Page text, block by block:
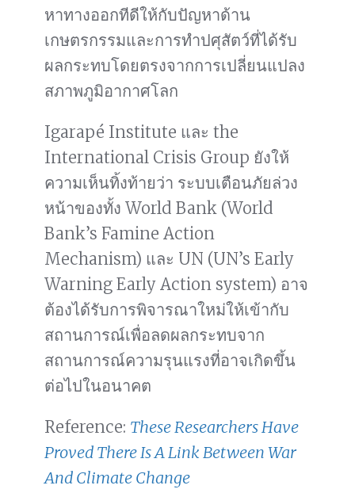
หาทางออกทีดีให้กับปัญหาด้าน
เกษตรกรรมและการทำปศุสัตว์ที่ได้รับ
ผลกระทบโดยตรงจากการเปลี่ยนแปลง
สภาพภูมิอากาศโลก
Igarapé Institute และ the
International Crisis Group ยังให้
ความเห็นทิ้งท้ายว่า ระบบเตือนภัยล่วง
หน้าของทั้ง World Bank (World
Bank’s Famine Action
Mechanism) และ UN (UN’s Early
Warning Early Action system) อาจ
ต้องได้รับการพิจารณาใหม่ให้เข้ากับ
สถานการณ์เพื่อลดผลกระทบจาก
สถานการณ์ความรุนแรงที่อาจเกิดขึ้น
ต่อไปในอนาคต
Reference: These Researchers Have
Proved There Is A Link Between War
And Climate Change